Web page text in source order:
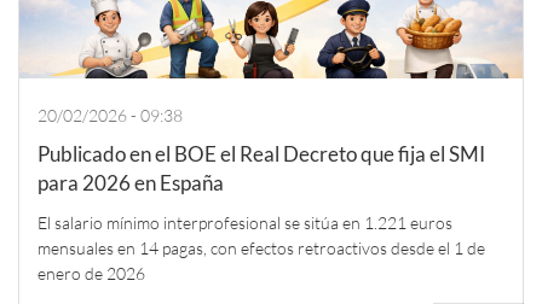
20/02/2026 - 09:38
Publicado en el BOE el Real Decreto que fija el SMI
para 2026 en España
El salario mínimo interprofesional se sitúa en 1.221 euros
mensuales en 14 pagas, con efectos retroactivos desde el 1 de
enero de 2026